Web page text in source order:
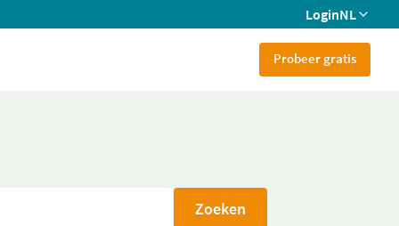
LoginNL
Probeer gratis
Zoeken